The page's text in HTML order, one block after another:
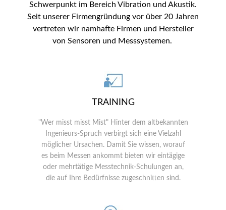
Schwerpunkt im Bereich Vibration und Akustik.
Seit unserer Firmengründung vor über 20 Jahren
vertreten wir namhafte Firmen und Hersteller
von Sensoren und Messsystemen.
TRAINING
"Wer misst misst Mist" Hinter dem altbekannten
Ingenieurs-Spruch verbirgt sich eine Vielzahl
möglicher Ursachen. Damit Sie wissen, worauf
es beim Messen ankommt bieten wir eintägige
oder mehrtätige Messtechnik-Schulungen an,
die auf Ihre Bedürfnisse zugeschnitten sind.